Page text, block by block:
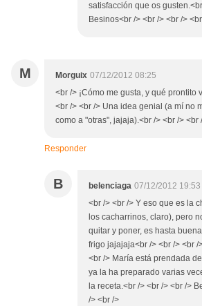
satisfacción que os
Besinos<br /> <br /> <br />
M Morguix 07/12/2012 08:25
<br /> ¡Cómo me gusta, y qué prontito
<br /> <br /> Una idea genial (a mí no
como a "otras", jajaja).<br /> <br /> <br
Responder
B belenciaga 07/12/2012 19:53
<br /> <br /> Y eso que es la
los cacharrinos, claro), pero
quitar y poner, es hasta
frigo jajajaja<br /> <br /> <br /
<br /> María está prendada
ya la ha preparado varias
la receta.<br /> <br /> <br />
/> <br />